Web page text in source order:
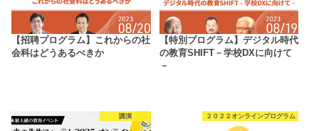
【招聘プログラム】これからの社
会科はどうあるべきか
【特別プログラム】デジタル時代
の教育SHIFT－学校DXに向けて
－
講演 ２０２２オンラインプログラム